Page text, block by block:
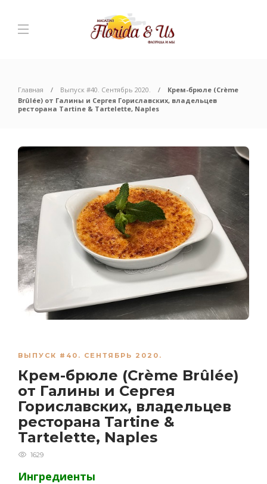
Главная Выпуск #40. Сентябрь 2020.
Крем-брюле (Crème
Brûlée) от Галины и Сергея Гориславских, владельцев
ресторана Tartine & Tartelette, Naples
ВЫПУСК #40. СЕНТЯБРЬ 2020.
Крем-брюле (Crème Brûlée)
от Галины и Сергея
Гориславских, владельцев
ресторана Tartine &
Tartelette, Naples
1629
Ингредиенты